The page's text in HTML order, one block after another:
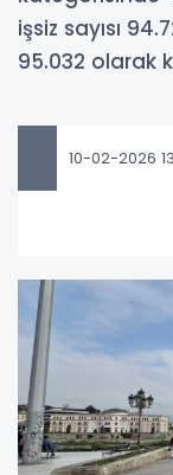
işsiz sayısı
95.032 olarak
10-02-2026